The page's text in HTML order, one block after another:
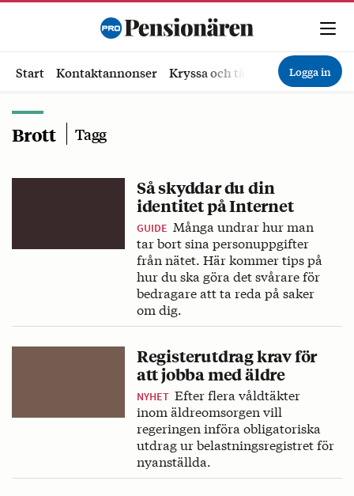
Start Kontaktannonser Kryssa och tävla Ekonomi
Logga in
Brott Tagg
Så skyddar du din
identitet på Internet
GUIDE Många undrar hur man
tar bort sina personuppgifter
från nätet. Här kommer tips på
hur du ska göra det svårare för
bedragare att ta reda på saker
om dig.
Registerutdrag krav för
att jobba med äldre
NYHET Efter flera våldtäkter
inom äldreomsorgen vill
regeringen införa obligatoriska
utdrag ur belastningsregistret för
nyanställda.